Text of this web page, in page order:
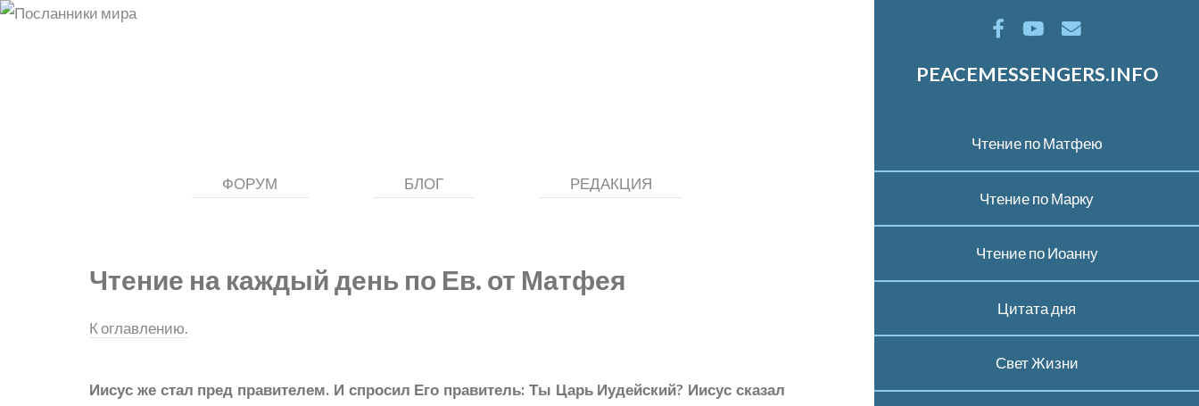
PEACEMESSENGERS.INFO
Чтение по Матфею
Чтение по Марку
Чтение по Иоанну
Цитата дня
Свет Жизни
ФОРУМ БЛОГ РЕДАКЦИЯ
Чтение на каждый день по Ев. от Матфея
К оглавлению.
Иисус же стал пред правителем. И спросил Его правитель: Ты Царь Иудейский? Иисус сказал